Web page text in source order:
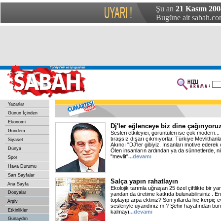
Şu an 21 Kasım
Bugüne ait
Yazarlar
Günün İçinden
Ekonomi
Gündem
Siyaset
Dünya
Spor
Hava Durumu
Sarı Sayfalar
Ana Sayfa
Dosyalar
Arşiv
Etkinlikler
Günaydın
Dj'ler eğlenceye biz dine
Sesleri etkileyici, görüntüleri ise çok modern...
tıraşsız dışarı çıkmıyorlar. Türkiye
Akıncı "DJ'ler gibiyiz. İnsanları motive ederek
Ölen insanların ardından ya da sünnetlerde,
"mevlit"...devamı
Salça yapın rahatlayın
Ekolojik tarımla uğraşan 25 özel çiftlikte bir
yandan da üretime katkıda bulunabilirsiniz .
toplayıp arpa ektiniz? Son yıllarda hiç kerpiç
sesleriyle uyandınız mı? Şehir hayatından
kalmayı...devamı